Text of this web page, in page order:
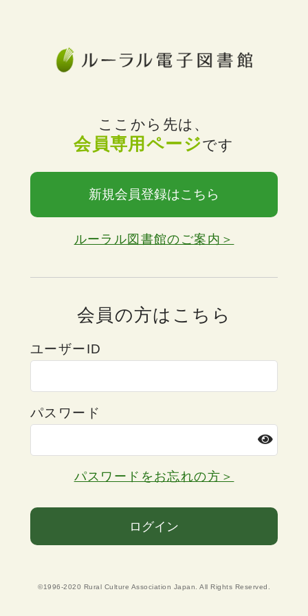
ここから先は、
会員専用ページです
新規会員登録はこちら
ルーラル図書館のご案内＞
会員の方はこちら
ユーザーID
パスワード
パスワードをお忘れの方＞
ログイン
©1996-2020 Rural Culture Association Japan. All Rights Reserved.